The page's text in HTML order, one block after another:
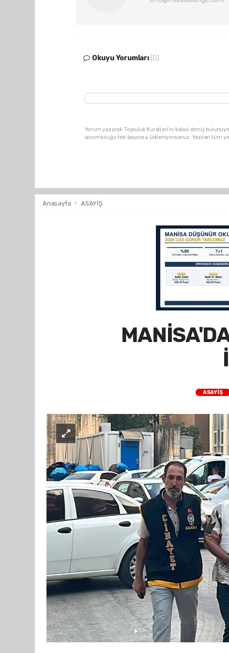
Okuyu Yorumları (0)
Yorum yazarak Topluluk Kuralları’nı kabul etmiş
sorumluluğu tek başınıza üstleniyorsunuz. Yazılan
Anasayfa ASAYİŞ
ASAYİŞ